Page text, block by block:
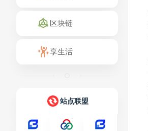
区块链
享生活
站点联盟